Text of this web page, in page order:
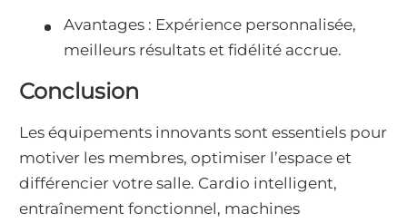
Avantages : Expérience personnalisée,
meilleurs résultats et fidélité accrue.
Conclusion
Les équipements innovants sont essentiels pour
motiver les membres, optimiser l’espace et
différencier votre salle. Cardio intelligent,
entraînement fonctionnel, machines